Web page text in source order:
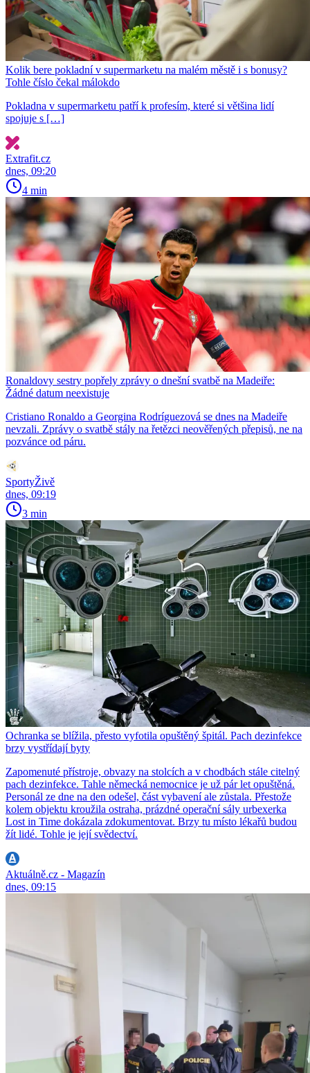
Kolik bere pokladní v supermarketu na malém městě i s bonusy?
Tohle číslo čekal málokdo
Pokladna v supermarketu patří k profesím, které si většina lidí
spojuje s […]
Extrafit.cz
dnes, 09:20
4 min
Ronaldovy sestry popřely zprávy o dnešní svatbě na Madeiře:
Žádné datum neexistuje
Cristiano Ronaldo a Georgina Rodríguezová se dnes na Madeiře
nevzali. Zprávy o svatbě stály na řetězci neověřených přepisů, ne na
pozvánce od páru.
SportyŽivě
dnes, 09:19
3 min
Ochranka se blížila, přesto vyfotila opuštěný špitál. Pach dezinfekce
brzy vystřídají byty
Zapomenuté přístroje, obvazy na stolcích a v chodbách stále citelný
pach dezinfekce. Tahle německá nemocnice je už pár let opuštěná.
Personál ze dne na den odešel, část vybavení ale zůstala. Přestože
kolem objektu kroužila ostraha, prázdné operační sály urbexerka
Lost in Time dokázala zdokumentovat. Brzy tu místo lékařů budou
žít lidé. Tohle je její svědectví.
Aktuálně.cz - Magazín
dnes, 09:15